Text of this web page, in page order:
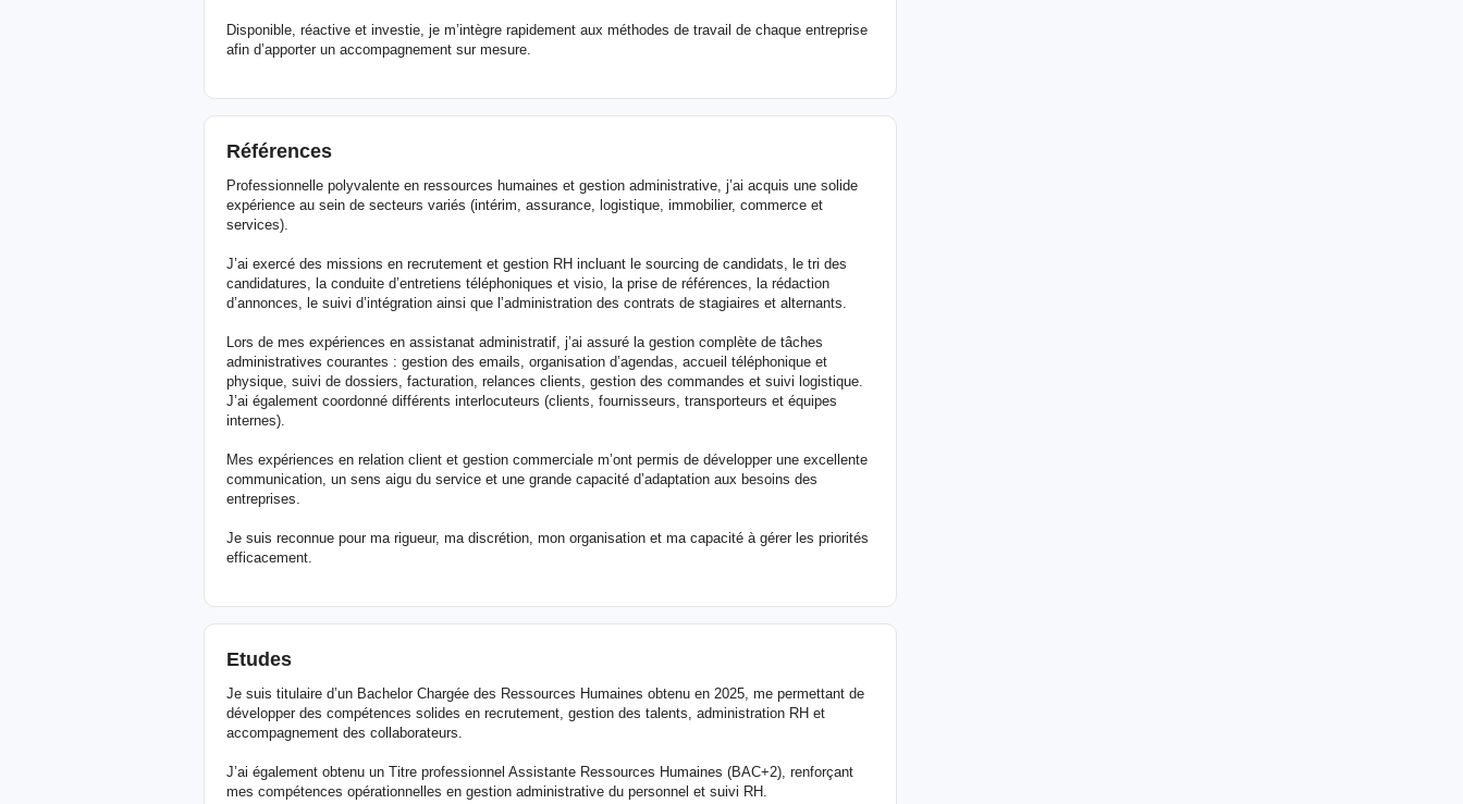
Disponible, réactive et investie, je m’intègre rapidement aux méthodes de travail de chaque entreprise
afin d’apporter un accompagnement sur mesure.
Références
Professionnelle polyvalente en ressources humaines et gestion administrative, j’ai acquis une solide
expérience au sein de secteurs variés (intérim, assurance, logistique, immobilier, commerce et
services).
J’ai exercé des missions en recrutement et gestion RH incluant le sourcing de candidats, le tri des
candidatures, la conduite d’entretiens téléphoniques et visio, la prise de références, la rédaction
d’annonces, le suivi d’intégration ainsi que l’administration des contrats de stagiaires et alternants.
Lors de mes expériences en assistanat administratif, j’ai assuré la gestion complète de tâches
administratives courantes : gestion des emails, organisation d’agendas, accueil téléphonique et
physique, suivi de dossiers, facturation, relances clients, gestion des commandes et suivi logistique.
J’ai également coordonné différents interlocuteurs (clients, fournisseurs, transporteurs et équipes
internes).
Mes expériences en relation client et gestion commerciale m’ont permis de développer une excellente
communication, un sens aigu du service et une grande capacité d’adaptation aux besoins des
entreprises.
Je suis reconnue pour ma rigueur, ma discrétion, mon organisation et ma capacité à gérer les priorités
efficacement.
Etudes
Je suis titulaire d’un Bachelor Chargée des Ressources Humaines obtenu en 2025, me permettant de
développer des compétences solides en recrutement, gestion des talents, administration RH et
accompagnement des collaborateurs.
J’ai également obtenu un Titre professionnel Assistante Ressources Humaines (BAC+2), renforçant
mes compétences opérationnelles en gestion administrative du personnel et suivi RH.